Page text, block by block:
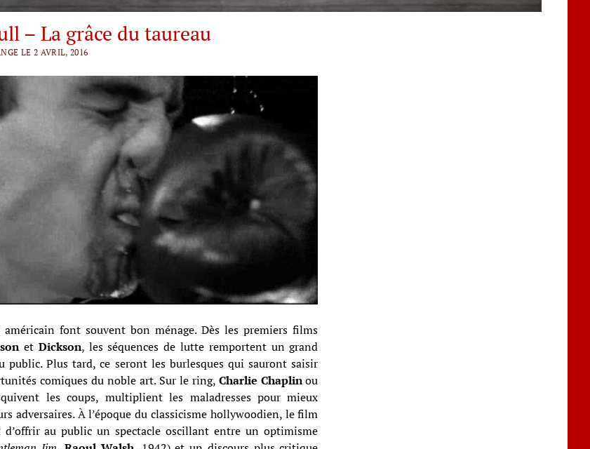
– La grâce du taureau
LE 2 AVRIL, 2016
américain font souvent bon ménage. Dès les premiers films
et Dickson, les séquences de lutte remportent un grand
public. Plus tard, ce seront les burlesques qui sauront saisir
comiques du noble art. Sur le ring, Charlie Chaplinou
les coups, multiplient les maladresses pour mieux
adversaires. À l’époque du classicisme hollywoodien, le film
d’offrir au public un spectacle oscillant entre un optimisme